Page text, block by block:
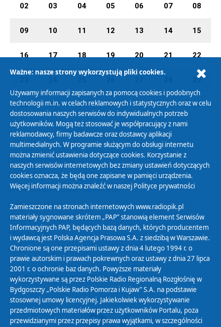
02 03 04 05 06 07 08
09 10 11 12 13 14 15
16 17 18 19 20 21 22
29
30 31 01 02 03 04 05
Polityka Prywatności
Zasady korzystania z Serwisu
Organizacje Pożytku Publicznego
Cyfryzacja DAB+
Polityka ochrony danych osobowych
Abonament
Zamówienia publiczne
Biuletyn Informacji Publicznej
Ważne: nasze strony wykorzystują pliki cookies.
Używamy informacji zapisanych za pomocą cookies i podobnych
technologii m.in. w celach reklamowych i statystycznych oraz w celu
dostosowania naszych serwisów do indywidualnych potrzeb
użytkowników. Mogą też stosować je współpracujący z nami
reklamodawcy, firmy badawcze oraz dostawcy aplikacji
multimedialnych. W programie służącym do obsługi internetu
można zmienić ustawienia dotyczące cookies. Korzystanie z
naszych serwisów internetowych bez zmiany ustawień dotyczących
cookies oznacza, że będą one zapisane w pamięci urządzenia.
Więcej informacji można znaleźć w naszej Polityce prywatności
Zamieszczone na stronach internetowych www.radiopik.pl
materiały sygnowane skrótem „PAP” stanowią element Serwisów
Informacyjnych PAP, będących bazą danych, których producentem
i wydawcą jest Polska Agencja Prasowa S.A. z siedzibą w Warszawie.
Chronione są one przepisami ustawy z dnia 4 lutego 1994 r. o
prawie autorskim i prawach pokrewnych oraz ustawy z dnia 27 lipca
2001 r. o ochronie baz danych. Powyższe materiały
wykorzystywane są przez Polskie Radio Regionalną Rozgłośnię w
Bydgoszczy „Polskie Radio Pomorza i Kujaw” S.A. na podstawie
stosownej umowy licencyjnej. Jakiekolwiek wykorzystywanie
przedmiotowych materiałów przez użytkowników Portalu, poza
przewidzianymi przez przepisy prawa wyjątkami, w szczególności